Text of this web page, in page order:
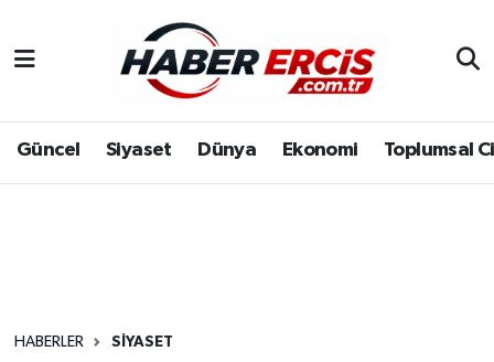
Güncel Siyaset Dünya Ekonomi Toplumsal
HABERLER SIYASET